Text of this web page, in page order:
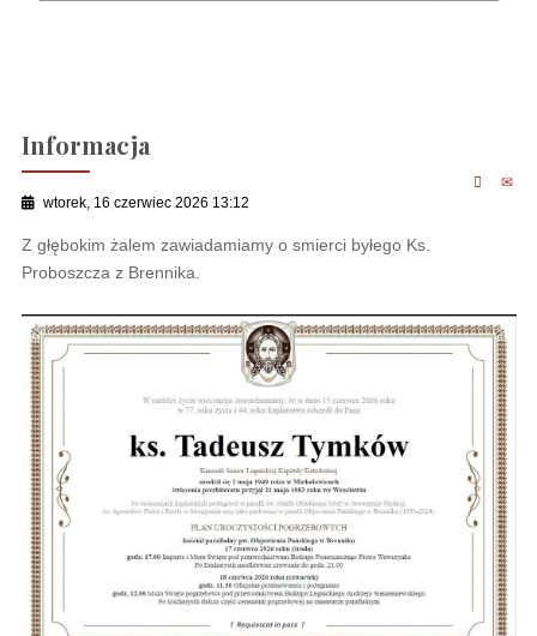
Informacja
wtorek, 16 czerwiec 2026 13:12
Z głębokim żalem zawiadamiamy o smierci byłego Ks.
Proboszcza z Brennika.